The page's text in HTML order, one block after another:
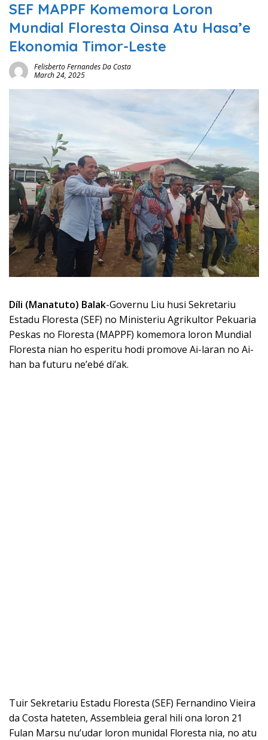
SEF MAPPF Komemora Loron
Mundial Floresta Oinsa Atu Hasa’e
Ekonomia Timor-Leste
Felisberto Fernandes Da Costa
March 24, 2025
Díli (Manatuto) Balak-Governu Liu husi Sekretariu
Estadu Floresta (SEF) no Ministeriu Agrikultor Pekuaria
Peskas no Floresta (MAPPF) komemora loron Mundial
Floresta nian ho esperitu hodi promove Ai-laran no Ai-
han ba futuru ne’ebé di’ak.
Tuir Sekretariu Estadu Floresta (SEF) Fernandino Vieira
da Costa hateten, Assembleia geral hili ona loron 21
Fulan Marsu nu’udar loron munidal Floresta nia, no atu